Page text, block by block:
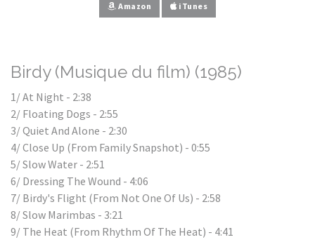
Amazon iTunes
Birdy (Musique du film) (1985)
1/ At Night - 2:38
2/ Floating Dogs - 2:55
3/ Quiet And Alone - 2:30
4/ Close Up (From Family Snapshot) - 0:55
5/ Slow Water - 2:51
6/ Dressing The Wound - 4:06
7/ Birdy's Flight (From Not One Of Us) - 2:58
8/ Slow Marimbas - 3:21
9/ The Heat (From Rhythm Of The Heat) - 4:41